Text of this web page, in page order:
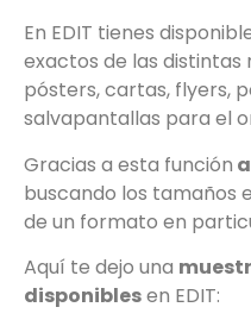
En EDIT tienes
exactos de las
pósters, cartas, flyers,
salvapantallas para el
Gracias a esta función
buscando los tamaños
de un formato en
Aquí te dejo una
disponiblesen EDIT: